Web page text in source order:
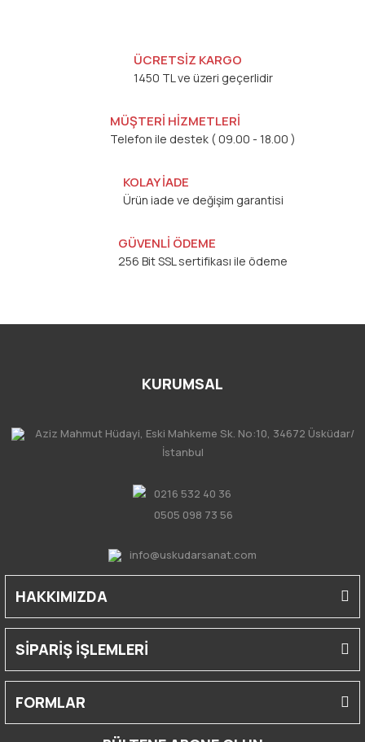
ÜCRETSİZ KARGO
1450 TL ve üzeri geçerlidir
MÜŞTERİ HİZMETLERİ
Telefon ile destek ( 09.00 - 18.00 )
KOLAY İADE
Ürün iade ve değişim garantisi
GÜVENLİ ÖDEME
256 Bit SSL sertifikası ile ödeme
KURUMSAL
Aziz Mahmut Hüdayi, Eski Mahkeme Sk. No:10, 34672 Üsküdar/
İstanbul
0216 532 40 36
0505 098 73 56
info@uskudarsanat.com
HAKKIMIZDA
SİPARİŞ İŞLEMLERİ
FORMLAR